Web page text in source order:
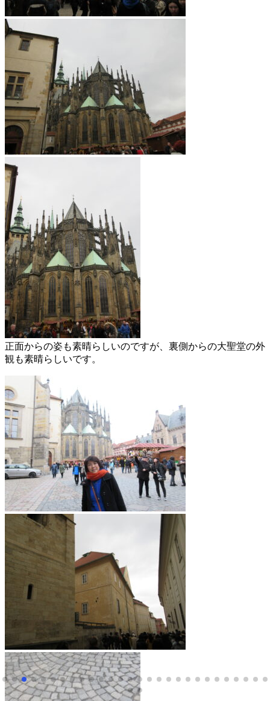
正面からの姿も素晴らしいのですが、裏側からの大聖堂の外
観も素晴らしいです。